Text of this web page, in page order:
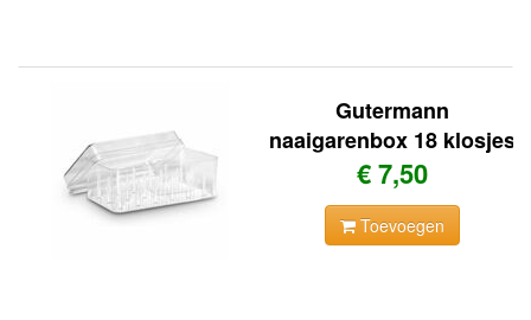
Gutermann
naaigarenbox 18 klosjes
€ 7,50
Toevoegen